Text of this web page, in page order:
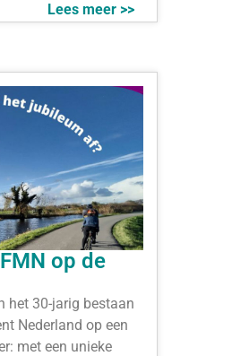
Lees meer >>
op de
het 30-jarig bestaan
Nederland op een
met een unieke